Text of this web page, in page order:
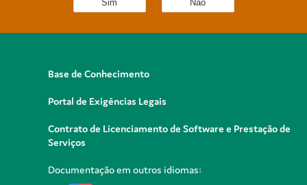
Sim Não
Base de Conhecimento
Portal de Exigências Legais
Contrato de Licenciamento de Software e Prestação de
Serviços
Documentação em outros idiomas: